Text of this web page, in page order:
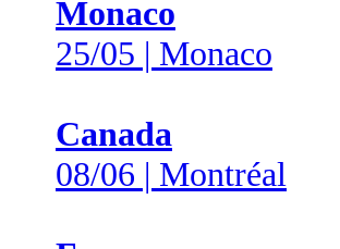
Monaco
25/05 | Monaco
Canada
08/06 | Montréal